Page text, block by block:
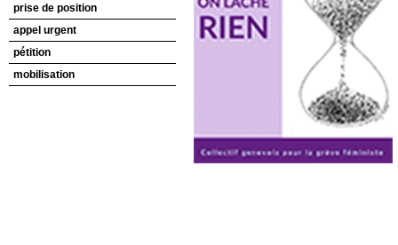
prise de position
appel urgent
pétition
mobilisation